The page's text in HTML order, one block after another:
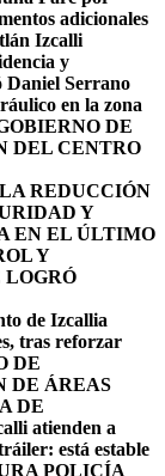
adicionales
Izcalli
y
Daniel Serrano
en la zona
DE
DEL CENTRO
REDUCCIÓN
Y
EN EL ÚLTIMO
Y
LOGRÓ
de Izcallia
tras reforzar
DE
DE ÁREAS
DE
atienden a
está estable
POLICÍA